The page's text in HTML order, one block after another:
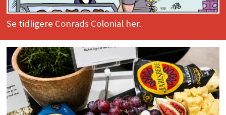
Se tidligere Conrads Colonial her.